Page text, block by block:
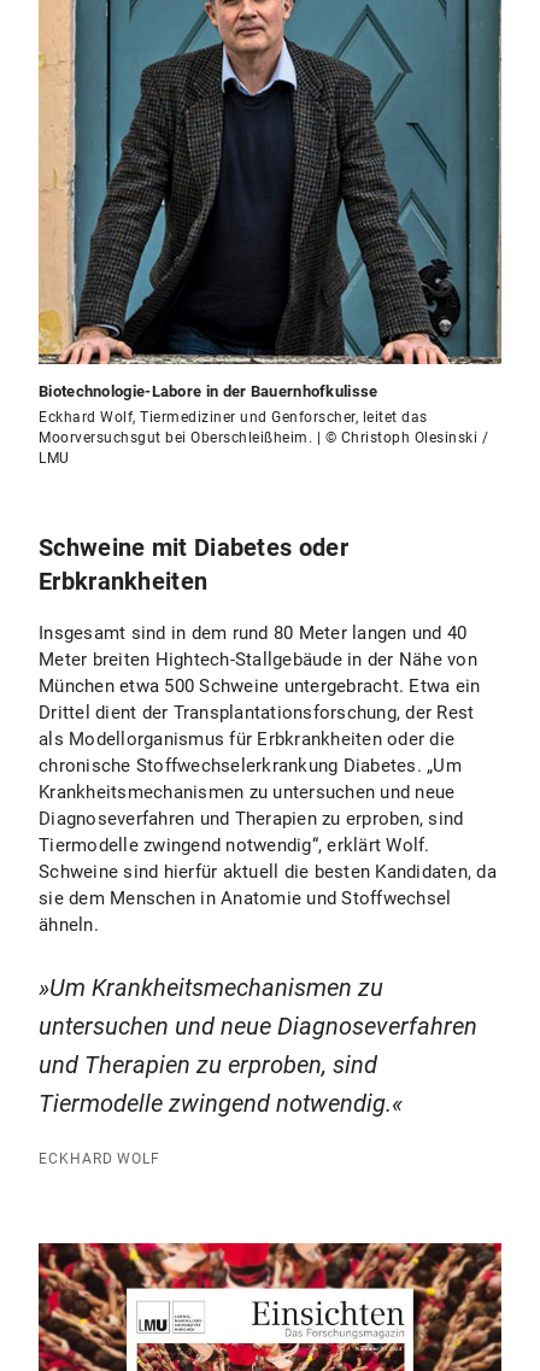
Biotechnologie-Labore in der Bauernhofkulisse
Eckhard Wolf, Tiermediziner und Genforscher, leitet das
Moorversuchsgut bei Oberschleißheim. | © Christoph Olesinski /
LMU
Schweine mit Diabetes oder
Erbkrankheiten
Insgesamt sind in dem rund 80 Meter langen und 40
Meter breiten Hightech-Stallgebäude in der Nähe von
München etwa 500 Schweine untergebracht. Etwa ein
Drittel dient der Transplantationsforschung, der Rest
als Modellorganismus für Erbkrankheiten oder die
chronische Stoffwechselerkrankung Diabetes. „Um
Krankheitsmechanismen zu untersuchen und neue
Diagnoseverfahren und Therapien zu erproben, sind
Tiermodelle zwingend notwendig“, erklärt Wolf.
Schweine sind hierfür aktuell die besten Kandidaten, da
sie dem Menschen in Anatomie und Stoffwechsel
ähneln.
Um Krankheitsmechanismen zu
untersuchen und neue Diagnoseverfahren
und Therapien zu erproben, sind
Tiermodelle zwingend notwendig.
ECKHARD WOLF